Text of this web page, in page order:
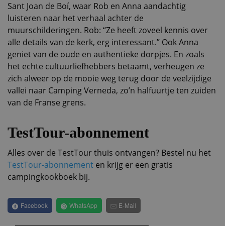
Sant Joan de Boí, waar Rob en Anna aandachtig
luisteren naar het verhaal achter de
muurschilderingen. Rob: “Ze heeft zoveel kennis over
alle details van de kerk, erg interessant.” Ook Anna
geniet van de oude en authentieke dorpjes. En zoals
het echte cultuurliefhebbers betaamt, verheugen ze
zich alweer op de mooie weg terug door de veelzijdige
vallei naar Camping Verneda, zo’n halfuurtje ten zuiden
van de Franse grens.
TestTour-abonnement
Alles over de TestTour thuis ontvangen? Bestel nu het
TestTour-abonnement en krijg er een gratis
campingkookboek bij.
Facebook WhatsApp E-Mail